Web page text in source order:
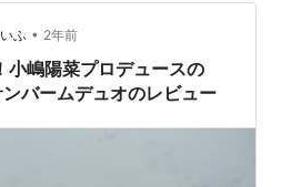
ふ • 2年前
小嶋陽菜プロデュースの
バームデュオのレビュー